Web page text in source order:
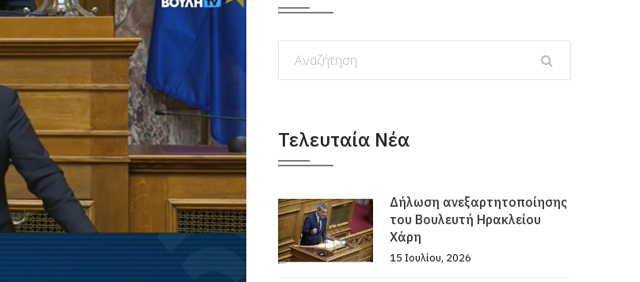
Τελευταία Νέα
Δήλωση ανεξαρτητοποίησης
του Βουλευτή Ηρακλείου
Χάρη
15 Ιουλίου, 2026